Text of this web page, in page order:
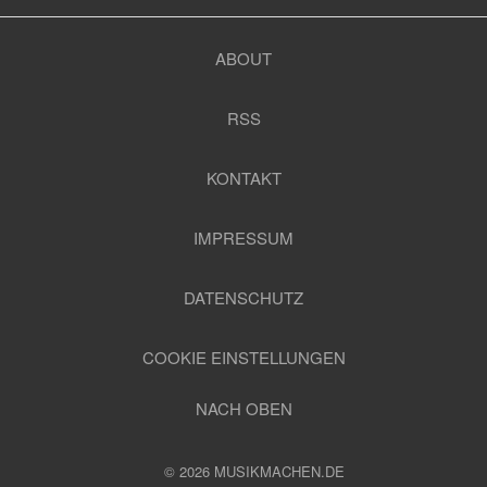
ABOUT
RSS
KONTAKT
IMPRESSUM
DATENSCHUTZ
COOKIE EINSTELLUNGEN
NACH OBEN
© 2026 MUSIKMACHEN.DE